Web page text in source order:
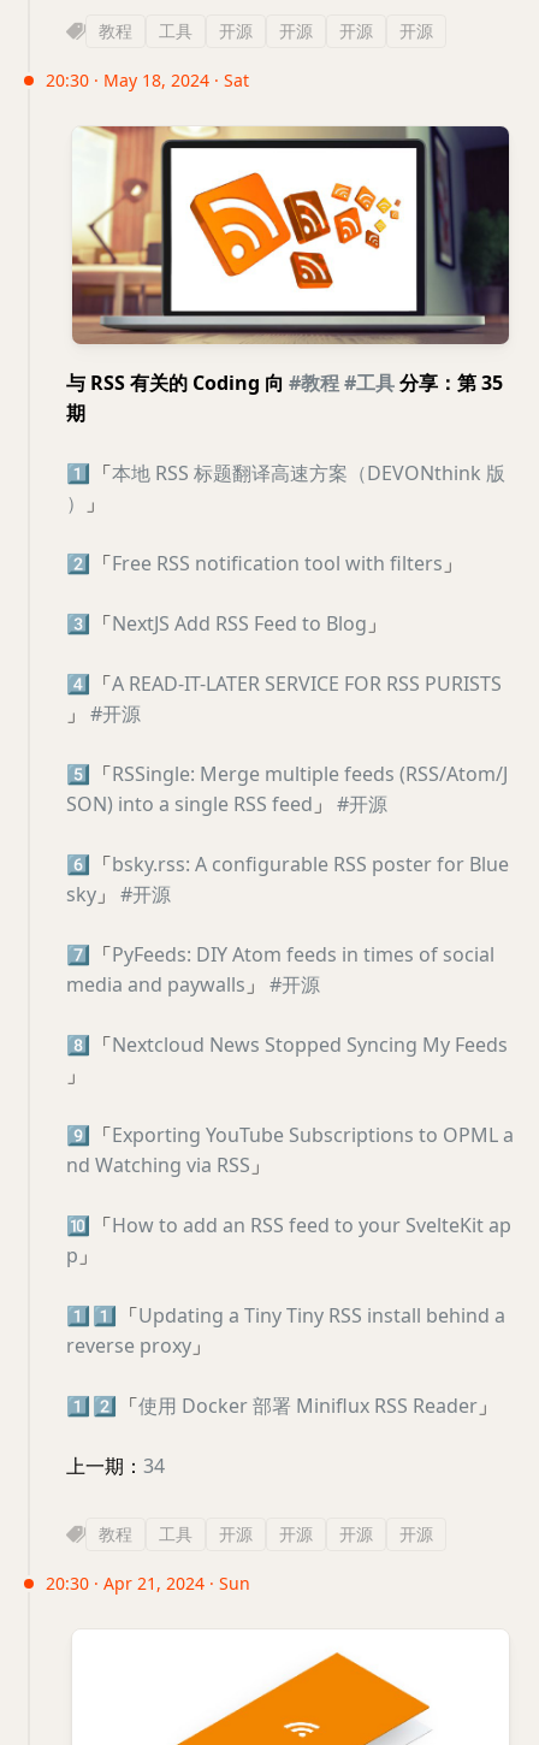
教程 工具 开源 开源 开源 开源
20:30 · May 18, 2024 · Sat
与 RSS 有关的 Coding 向 #教程#工具分享：第 35
期
1️⃣ 「本地 RSS 标题翻译高速方案（DEVONthink 版
）
」
2️⃣ 「Free RSS notification tool with filters 」
3️⃣ 「NextJS Add RSS Feed to Blog 」
4️⃣ 「A READ-IT-LATER SERVICE FOR RSS PURISTS
」 #开源
5️⃣ 「RSSingle: Merge multiple feeds (RSS/Atom/J
SON) into a single RSS feed 」 #开源
6️⃣ 「bsky.rss: A configurable RSS poster for Blue
sky 」 #开源
7️⃣ 「PyFeeds: DIY Atom feeds in times of social
media and paywalls 」 #开源
8️⃣ 「Nextcloud News Stopped Syncing My Feeds
」
9️⃣ 「Exporting YouTube Subscriptions to OPML a
nd Watching via RSS 」
🔟 「How to add an RSS feed to your SvelteKit ap
p 」
1️⃣1️⃣ 「Updating a Tiny Tiny RSS install behind a
reverse proxy 」
1️⃣ 2️⃣ 「使用 Docker 部署 Miniflux RSS Reader 」
上一期： 34
教程 工具 开源 开源 开源 开源
20:30 · Apr 21, 2024 · Sun